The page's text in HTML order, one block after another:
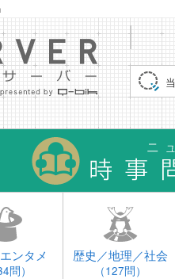
ンタメ
問）
歴史／地理／社会
（127問）